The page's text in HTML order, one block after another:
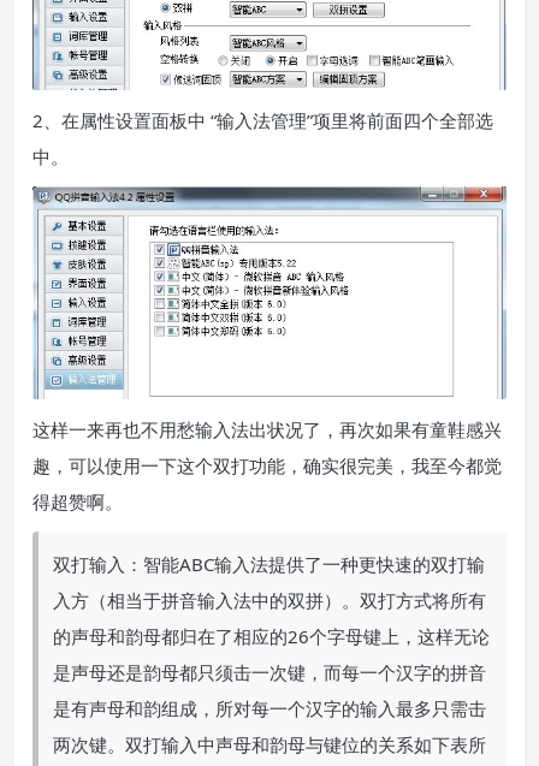
2、在属性设置面板中 “输入法管理”项里将前面四个全部选
中。
这样一来再也不用愁输入法出状况了，再次如果有童鞋感兴
趣，可以使用一下这个双打功能，确实很完美，我至今都觉
得超赞啊。
双打输入：智能ABC输入法提供了一种更快速的双打输
入方（相当于拼音输入法中的双拼）。双打方式将所有
的声母和韵母都归在了相应的26个字母键上，这样无论
是声母还是韵母都只须击一次键，而每一个汉字的拼音
是有声母和韵组成，所对每一个汉字的输入最多只需击
两次键。双打输入中声母和韵母与键位的关系如下表所